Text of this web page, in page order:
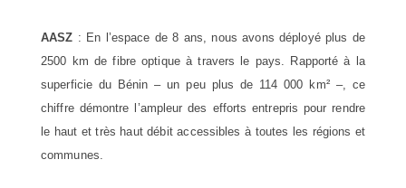
AASZ : En l’espace de 8 ans, nous avons déployé plus de
2500 km de fibre optique à travers le pays. Rapporté à la
superficie du Bénin – un peu plus de 114 000 km² –, ce
chiffre démontre l’ampleur des efforts entrepris pour rendre
le haut et très haut débit accessibles à toutes les régions et
communes.